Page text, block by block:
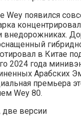
Wey появился
внедорожниках.
в Китае
2024 года
Арабских
премьера
Wey 80.
две версии